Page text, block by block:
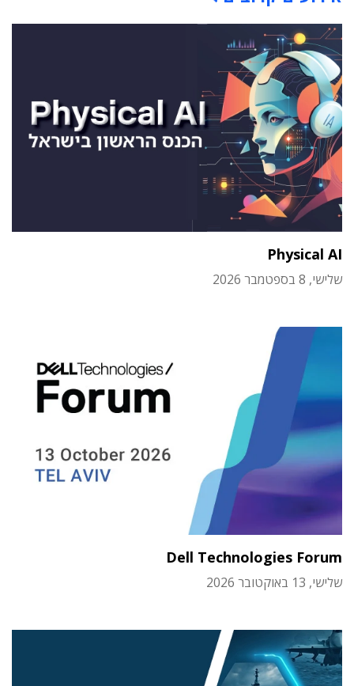
Physical AI
שלישי, 8 בספטמבר 2026
Dell Technologies Forum
שלישי, 13 באוקטובר 2026